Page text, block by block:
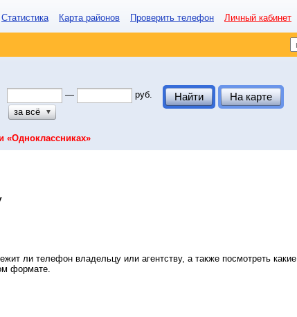
Статистика Карта районов Проверить телефон Личный кабинет
—
руб.
за всё
▼
Найти На карте
«Одноклассниках»
ли телефон владельцу или агентству, а также посмотреть какие
формате.